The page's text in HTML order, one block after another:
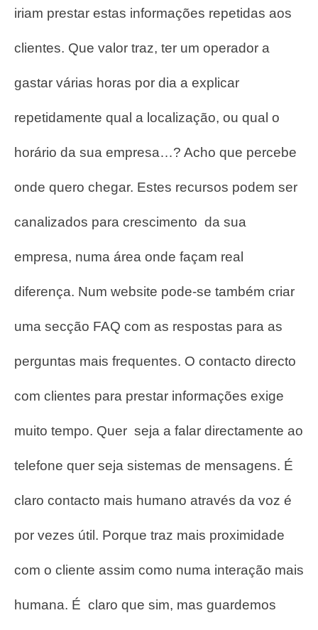
iriam prestar estas informações repetidas aos
clientes. Que valor traz, ter um operador a
gastar várias horas por dia a explicar
repetidamente qual a localização, ou qual o
horário da sua empresa…? Acho que percebe
onde quero chegar. Estes recursos podem ser
canalizados para crescimento da sua
empresa, numa área onde façam real
diferença. Num website pode-se também criar
uma secção FAQ com as respostas para as
perguntas mais frequentes. O contacto directo
com clientes para prestar informações exige
muito tempo. Quer seja a falar directamente ao
telefone quer seja sistemas de mensagens. É
claro contacto mais humano através da voz é
por vezes útil. Porque traz mais proximidade
com o cliente assim como numa interação mais
humana. É claro que sim, mas guardemos